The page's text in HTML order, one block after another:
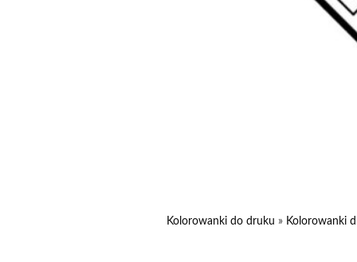
Kolorowanki do druku » Kolorowanki